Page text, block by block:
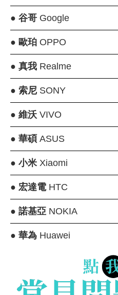
● 谷哥Google
● 歐珀OPPO
● 真我Realme
● 索尼SONY
● 維沃VIVO
● 華碩 ASUS
● 小米Xiaomi
● 宏達電HTC
● 諾基亞NOKIA
● 華為Huawei